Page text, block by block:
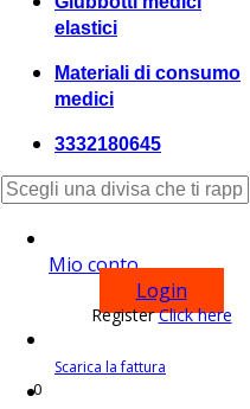
elastici
Materiali di consumo
medici
3332180645
Mio conto
Login
RegisterClick here
Scarica la fattura
0